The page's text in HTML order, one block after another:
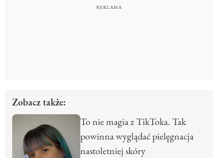
Zobacz także:
To nie magia z TikToka. Tak
powinna wyglądać pielęgnacja
nastoletniej skóry